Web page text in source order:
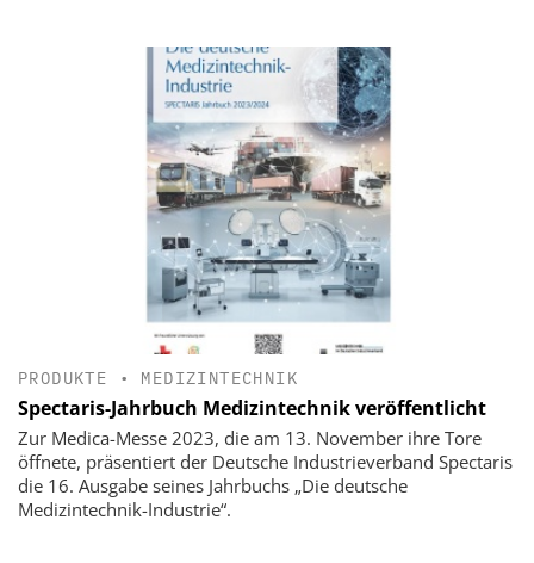
PRODUKTE • MEDIZINTECHNIK
Spectaris-Jahrbuch Medizintechnik veröffentlicht
Zur Medica-Messe 2023, die am 13. November ihre Tore
öffnete, präsentiert der Deutsche Industrieverband Spectaris
die 16. Ausgabe seines Jahrbuchs „Die deutsche
Medizintechnik-Industrie“.